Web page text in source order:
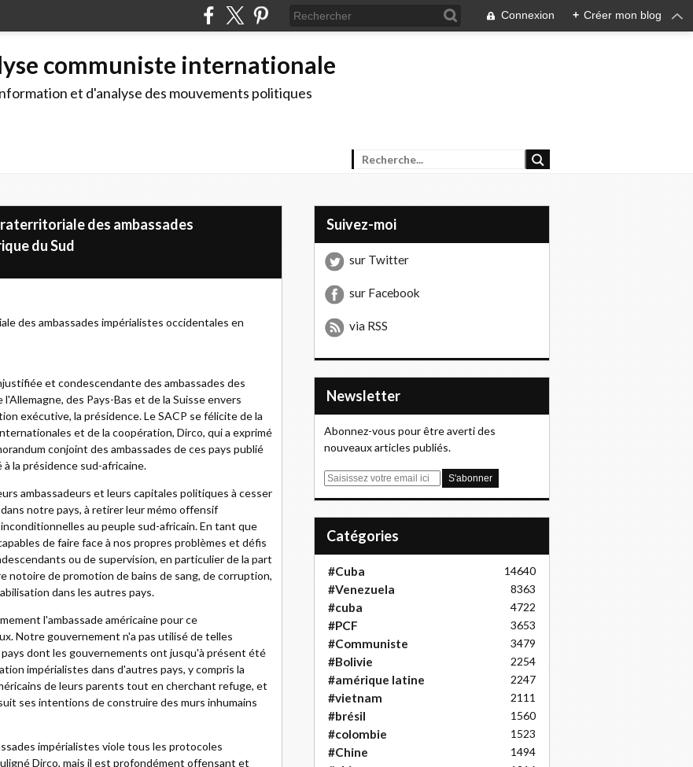
Connexion + Créer mon blog
communiste internationale
et d'analyse des mouvements politiques
des ambassades
du Sud
des ambassades impérialistes occidentales en
et condescendante des ambassades des
des Pays-Bas et de la Suisse envers
exécutive, la présidence. Le SACP se félicite de la
et de la coopération, Dirco, qui a exprimé
conjoint des ambassades de ces pays publié
la présidence sud-africaine.
ambassadeurs et leurs capitales politiques à cesser
notre pays, à retirer leur mémo offensif
au peuple sud-africain. En tant que
de faire face à nos propres problèmes et défis
ou de supervision, en particulier de la part
notoire de promotion de bains de sang, de corruption,
dans les autres pays.
l'ambassade américaine pour ce
Notre gouvernement n'a pas utilisé de telles
dont les gouvernements ont jusqu'à présent été
impérialistes dans d'autres pays, y compris la
de leurs parents tout en cherchant refuge, et
ses intentions de construire des murs inhumains
impérialistes viole tous les protocoles
Dirco, mais il est profondément offensant et
Suivez-moi
sur Twitter
sur Facebook
via RSS
Newsletter
Abonnez-vous pour être averti des
nouveaux articles publiés.
E
Catégories
#Cuba 14640
#Venezuela 8363
#cuba 4722
#PCF 3653
#Communiste 3479
#Bolivie 2254
#amérique latine 2247
#vietnam 2111
#brésil 1560
#colombie 1523
#Chine 1494